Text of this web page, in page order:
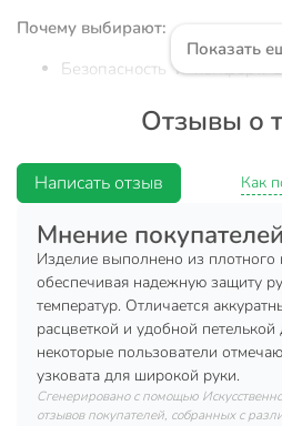
Почему выбирают:
Безопасность и комфорт:
высоких температур.
посуду любой формы,
вызывает аллергию.
Универсальность:
пикника, отличный
новоселье.
Прихватка-варежка Silvano —
для кухни, который сочетает
стильный дизайн.
изделие не скользит, легко
форму после многих стирок.
Показать
Отзывы о
Написать отзыв Как
Мнение покупателей
Изделие выполнено из плотного
обеспечивая надежную защиту
температур. Отличается
расцветкой и удобной
некоторые пользователи
узковата для широкой руки.
Сгенерировано с помощью
отзывов покупателей, собранных с